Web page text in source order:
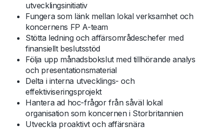
utvecklingsinitiativ
Fungera som länk mellan lokal verksamhet och
koncernens FP A-team
Stötta ledning och affärsområdeschefer med
finansiellt beslutsstöd
Följa upp månadsbokslut med tillhörande analys
och presentationsmaterial
Delta i interna utvecklings- och
effektiviseringsprojekt
Hantera ad hoc-frågor från såväl lokal
organisation som koncernen i Storbritannien
Utveckla proaktivt och affärsnära